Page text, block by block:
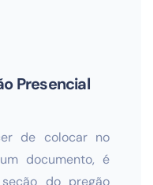
Presencial
de colocar no
documento, é
do pregão